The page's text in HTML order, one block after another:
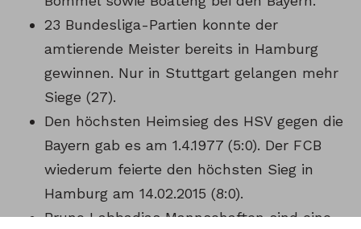
23 Bundesliga-Partien konnte der
amtierende Meister bereits in Hamburg
gewinnen. Nur in Stuttgart gelangen mehr
Siege (27).
Den höchsten Heimsieg des HSV gegen die
Bayern gab es am 1.4.1977 (5:0). Der FCB
wiederum feierte den höchsten Sieg in
Hamburg am 14.02.2015 (8:0).
Bruno Labbadias Mannschaften sind eine